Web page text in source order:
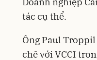
tác cụ thể.
Ông Paul
chẽ với VCCI